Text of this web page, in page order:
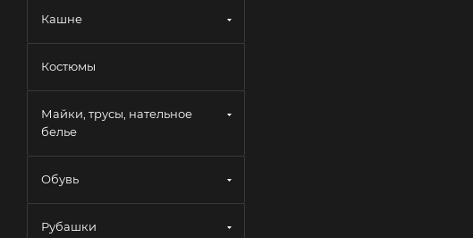
Кашне
Костюмы
Майки, трусы, нательное
белье
Обувь
Рубашки